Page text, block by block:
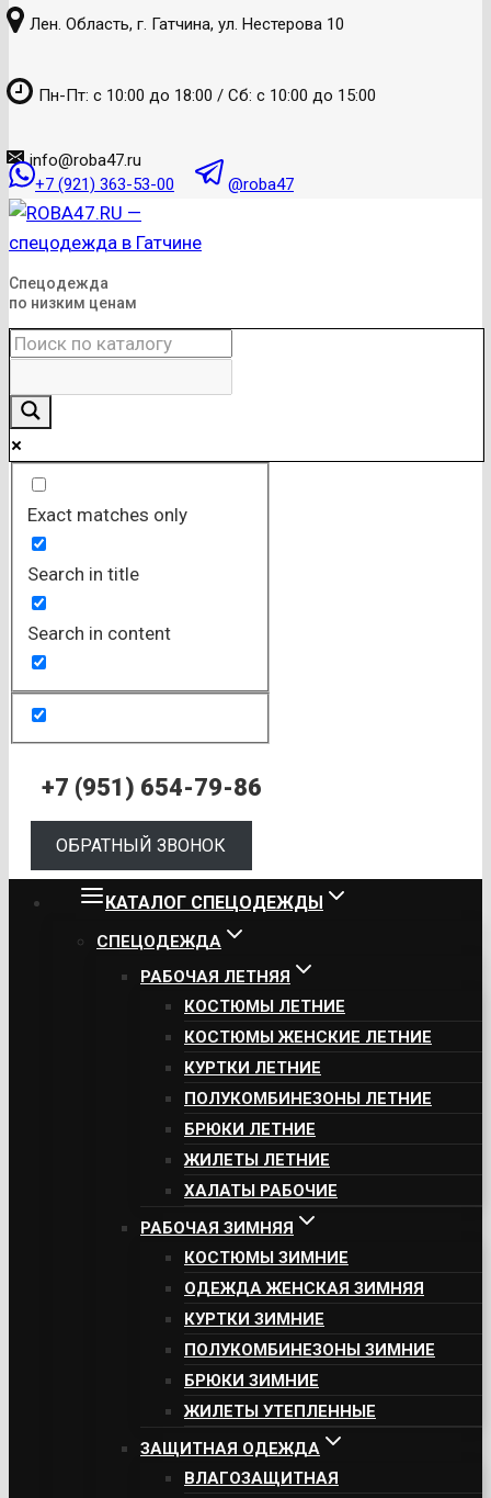
к
Лен. Область, г. Гатчина, ул. Нестерова 10
Пн-Пт: с 10:00 до 18:00 / Сб: с 10:00 до 15:00
info@roba47.ru
+7 (921) 363-53-00
@roba47
Спецодежда
по низким ценам
Exact matches only
Search in title
Search in content
+7 (951) 654-79-86
ОБРАТНЫЙ ЗВОНОК
КАТАЛОГ СПЕЦОДЕЖДЫ
СПЕЦОДЕЖДА
РАБОЧАЯ ЛЕТНЯЯ
КОСТЮМЫ ЛЕТНИЕ
КОСТЮМЫ ЖЕНСКИЕ ЛЕТНИЕ
КУРТКИ ЛЕТНИЕ
ПОЛУКОМБИНЕЗОНЫ ЛЕТНИЕ
БРЮКИ ЛЕТНИЕ
ЖИЛЕТЫ ЛЕТНИЕ
ХАЛАТЫ РАБОЧИЕ
РАБОЧАЯ ЗИМНЯЯ
КОСТЮМЫ ЗИМНИЕ
ОДЕЖДА ЖЕНСКАЯ ЗИМНЯЯ
КУРТКИ ЗИМНИЕ
ПОЛУКОМБИНЕЗОНЫ ЗИМНИЕ
БРЮКИ ЗИМНИЕ
ЖИЛЕТЫ УТЕПЛЕННЫЕ
ЗАЩИТНАЯ ОДЕЖДА
ВЛАГОЗАЩИТНАЯ